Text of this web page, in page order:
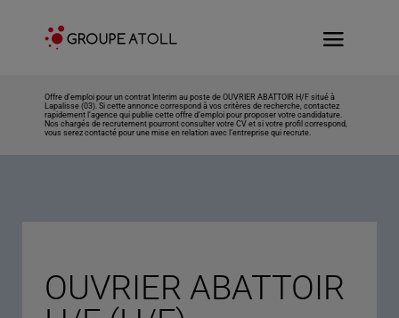
Offre d’emploi pour un contrat Interim au poste de OUVRIER ABATTOIR H/F situé à
Lapalisse (03). Si cette annonce correspond à vos critères de recherche, contactez
rapidement l’agence qui publie cette offre d’emploi pour proposer votre candidature.
Nos chargés de recrutement pourront consulter votre CV et si votre profil correspond,
vous serez contacté pour une mise en relation avec l’entreprise qui recrute.
OUVRIER ABATTOIR